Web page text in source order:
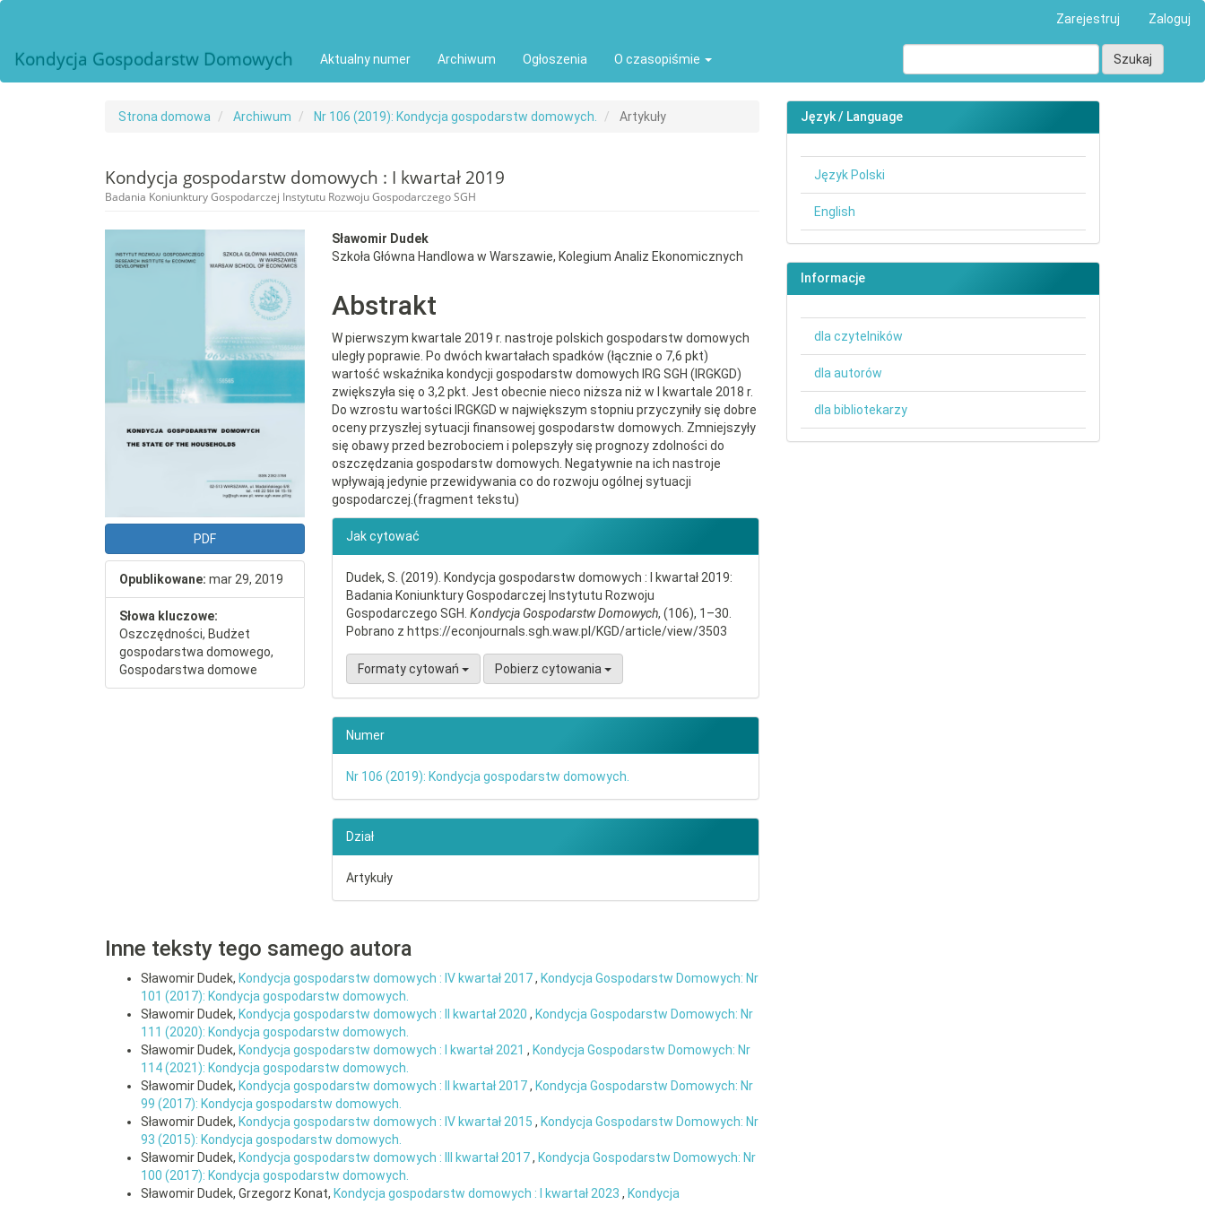
Zarejestruj Zaloguj
Kondycja Gospodarstw Domowych Aktualny numer Archiwum Ogłoszenia O czasopiśmie Szukaj
Strona domowa Archiwum Nr 106 (2019): Kondycja gospodarstw domowych. Artykuły
Kondycja gospodarstw domowych : I kwartał 2019
Badania Koniunktury Gospodarczej Instytutu Rozwoju Gospodarczego SGH
##plugins.themes.bootstrap3.article.sidebar##
PDF
Opublikowane: mar 29, 2019
Słowa kluczowe:
Oszczędności, Budżet
gospodarstwa domowego,
Gospodarstwa domowe
##plugins.themes.bootstrap3.article.main##
Sławomir Dudek
Szkoła Główna Handlowa w Warszawie, Kolegium Analiz Ekonomicznych
Abstrakt
W pierwszym kwartale 2019 r. nastroje polskich gospodarstw domowych
uległy poprawie. Po dwóch kwartałach spadków (łącznie o 7,6 pkt)
wartość wskaźnika kondycji gospodarstw domowych IRG SGH (IRGKGD)
zwiększyła się o 3,2 pkt. Jest obecnie nieco niższa niż w I kwartale 2018 r.
Do wzrostu wartości IRGKGD w największym stopniu przyczyniły się dobre
oceny przyszłej sytuacji finansowej gospodarstw domowych. Zmniejszyły
się obawy przed bezrobociem i polepszyły się prognozy zdolności do
oszczędzania gospodarstw domowych. Negatywnie na ich nastroje
wpływają jedynie przewidywania co do rozwoju ogólnej sytuacji
gospodarczej.(fragment tekstu)
##plugins.themes.bootstrap3.article.details##
Jak cytować
Dudek, S. (2019). Kondycja gospodarstw domowych : I kwartał 2019:
Badania Koniunktury Gospodarczej Instytutu Rozwoju
Gospodarczego SGH.Kondycja Gospodarstw Domowych, (106), 1–30.
Pobrano z https://econjournals.sgh.waw.pl/KGD/article/view/3503
Formaty cytowań Pobierz cytowania
Numer
Nr 106 (2019): Kondycja gospodarstw domowych.
Dział
Artykuły
Inne teksty tego samego autora
Sławomir Dudek, Kondycja gospodarstw domowych : IV kwartał 2017, Kondycja Gospodarstw Domowych: Nr
101 (2017): Kondycja gospodarstw domowych.
Sławomir Dudek, Kondycja gospodarstw domowych : II kwartał 2020 , Kondycja Gospodarstw Domowych: Nr
111 (2020): Kondycja gospodarstw domowych.
Sławomir Dudek, Kondycja gospodarstw domowych : I kwartał 2021 , Kondycja Gospodarstw Domowych: Nr
114 (2021): Kondycja gospodarstw domowych.
Sławomir Dudek, Kondycja gospodarstw domowych : II kwartał 2017, Kondycja Gospodarstw Domowych: Nr
99 (2017): Kondycja gospodarstw domowych.
Sławomir Dudek, Kondycja gospodarstw domowych : IV kwartał 2015 , Kondycja Gospodarstw Domowych: Nr
93 (2015): Kondycja gospodarstw domowych.
Sławomir Dudek, Kondycja gospodarstw domowych : III kwartał 2017, Kondycja Gospodarstw Domowych: Nr
100 (2017): Kondycja gospodarstw domowych.
Sławomir Dudek, Grzegorz Konat, Kondycja gospodarstw domowych : I kwartał 2023 , Kondycja
Język / Language
Język Polski
English
Informacje
dla czytelników
dla autorów
dla bibliotekarzy